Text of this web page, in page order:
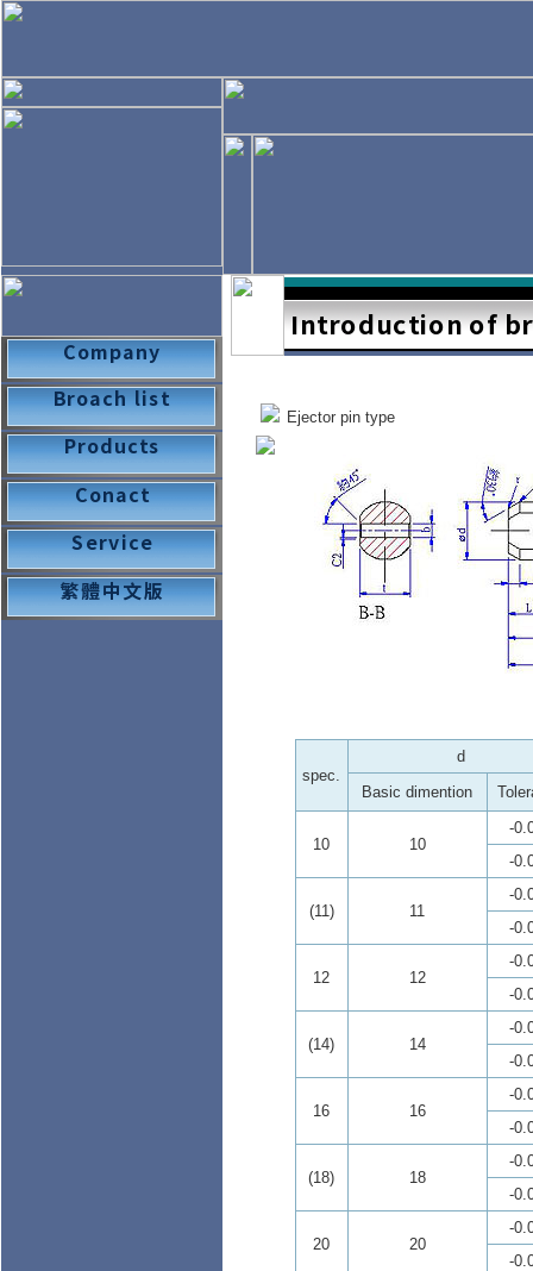
Ejector pin type
spec.
d
Basic dimention
10 10
-
-
(11) 11
-
-
12 12
-
-
(14) 14
-
-
16 16
-
-
(18) 18
-
-
20 20
-
-